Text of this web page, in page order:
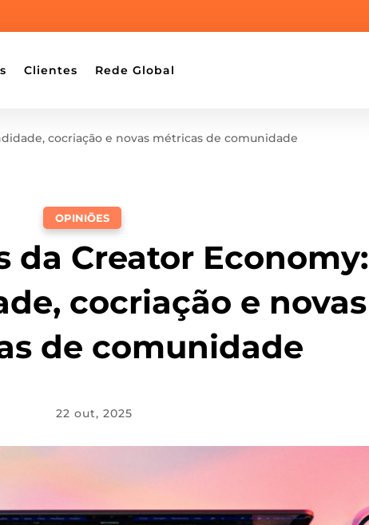
Clientes Rede Global
cocriação e novas métricas de comunidade
OPINIÕES
da Creator Economy:
cocriação e novas
de comunidade
22 out, 2025